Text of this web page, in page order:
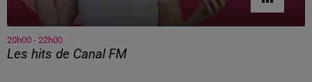
20h00 - 22h00
Les hits de Canal FM